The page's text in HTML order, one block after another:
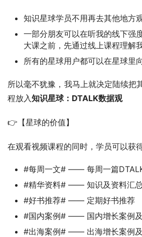
知识星球学员不用再去其他地方
一部分朋友可以在听我的线下强
大课之前，先通过线上课程理解
所有的星球用户都可以在星球里
所以毫不犹豫，我马上就决定陆续把
程放入知识星球：DTALK数据观
👉【星球的价值】
在观看视频课程的同时，学员可以获
#每周一文# —— 每周一篇
#精华资料# —— 知识及资料汇总
#好书推荐# —— 定期好书推荐
#国内案例# —— 国内增长案例
#出海案例# —— 出海增长案例